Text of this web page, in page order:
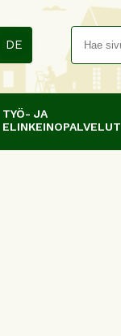
DE
TYÖ- JA
ELINKEINOPALVELUT